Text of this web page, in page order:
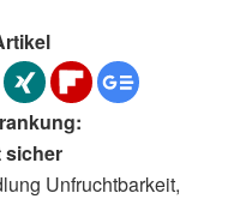
sicher
Unfruchtbarkeit,